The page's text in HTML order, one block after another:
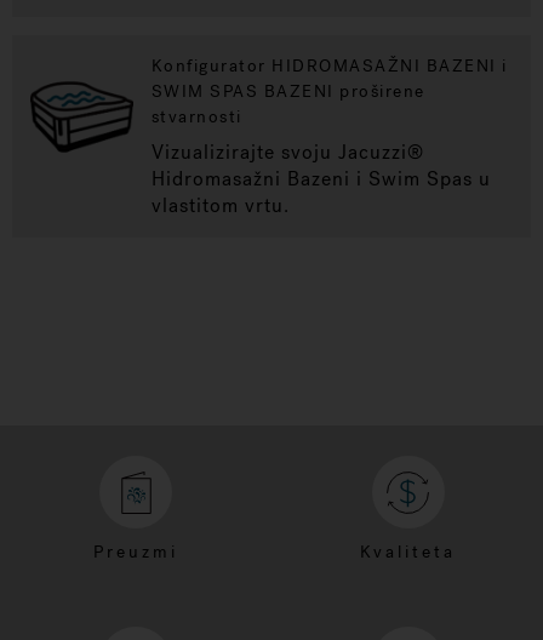
Konfigurator HIDROMASAŽNI BAZENI i
SWIM SPAS BAZENI proširene
stvarnosti
Vizualizirajte svoju Jacuzzi®
Hidromasažni Bazeni i Swim Spas u
vlastitom vrtu.
Preuzmi Kvaliteta